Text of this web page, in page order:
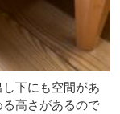
下にも空間があ
高さがあるので